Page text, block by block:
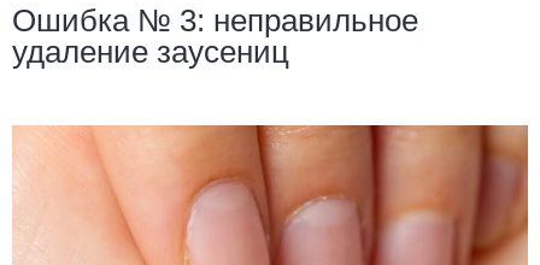
Ошибка № 3: неправильное
удаление заусениц